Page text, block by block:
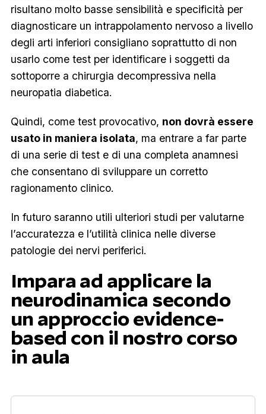
risultano molto basse sensibilità e specificità per
diagnosticare un intrappolamento nervoso a livello
degli arti inferiori consigliano soprattutto di non
usarlo come test per identificare i soggetti da
sottoporre a chirurgia decompressiva nella
neuropatia diabetica.
Quindi, come test provocativo, non dovrà essere
usato in maniera isolata, ma entrare a far parte
di una serie di test e di una completa anamnesi
che consentano di sviluppare un corretto
ragionamento clinico.
In futuro saranno utili ulteriori studi per valutarne
l’accuratezza e l’utilità clinica nelle diverse
patologie dei nervi periferici.
Impara ad applicare la
neurodinamica secondo
un approccio evidence-
based con il nostro corso
in aula